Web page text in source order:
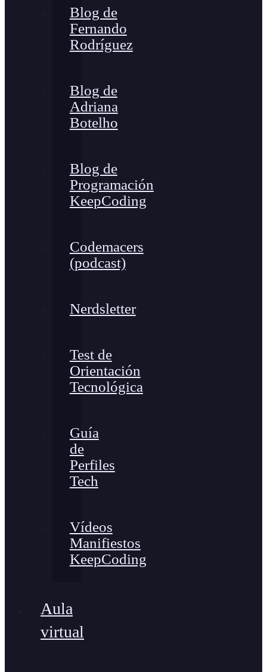
Blog de
Fernando
Rodríguez
Blog de
Adriana
Botelho
Blog de
Programación
KeepCoding
Codemacers
(podcast)
Nerdsletter
Test de
Orientación
Tecnológica
Guía
de
Perfiles
Tech
Vídeos
Manifiestos
KeepCoding
Aula
virtual